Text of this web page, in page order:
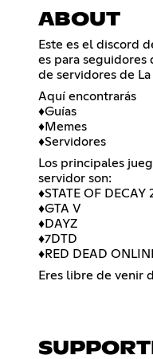
ABOUT
Este es el discord
es para seguidores
de servidores de
Aquí encontrarás
♦️Guías
♦️Memes
♦️Servidores
Los principales
servidor son:
♦️STATE OF DECAY
♦️GTA V
♦️DAYZ
♦️7DTD
♦️RED DEAD
Eres libre de venir